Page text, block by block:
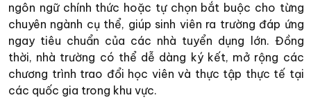
ngôn ngữ chính thức hoặc tự chọn bắt buộc cho từng
chuyên ngành cụ thể, giúp sinh viên ra trường đáp ứng
ngay tiêu chuẩn của các nhà tuyển dụng lớn. Đồng
thời, nhà trường có thể dễ dàng ký kết, mở rộng các
chương trình trao đổi học viên và thực tập thực tế tại
các quốc gia trong khu vực.